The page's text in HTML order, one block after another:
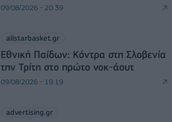
09/08/2026 - 20:39
allstarbasket.gr
Εθνική Παίδων: Κόντρα στη Σλοβενία
την Τρίτη στο πρώτο νοκ-άουτ
09/08/2026 - 19:19
advertising.gr